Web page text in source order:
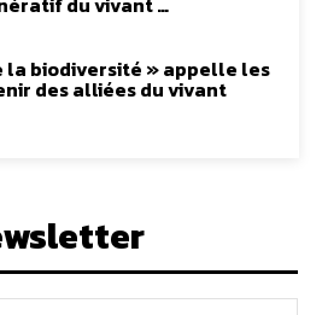
la biodiversité » appelle les
des alliées du vivant